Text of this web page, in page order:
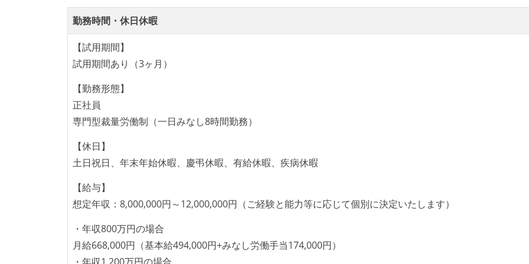
その他、現場で使われている技術
フレームワーク
データベース
プロジェクト管理
その他 aws-ec2
babel
seleniumwebdriver
開発メンバーの裁量
OS やエディタ、IDE といった個人の環境は、各自の責任で好きなものを使うことができる
企画を決定する場に、実装を担当する開発メンバーが参加している
全体のスケジュール管理は、途中の成果を随時確認しながら、納期または盛り込む機能を柔軟に調整す
行う
プロダクトの開発言語やフレームワークなど主要な構成技術は、基本的に最新版より1年以上ビハインド
いない
コード品質向上のための取り組み
本番にデプロイされるコードには、全てコードレビューまたはペアプログラミングを実施している
「リファクタリングは随時行われるべき」という価値観をメンバー全員が共有しており、日常的に実施
る
何らかのコーディング規約をチーム全体で遵守するようにしている
提出されたコードには自動的にリグレッションテストが実行される環境が構築されている
勤務時間・休日休暇
【試用期間】
試用期間あり（3ヶ月）
【勤務形態】
正社員
専門型裁量労働制（一日みなし8時間勤務）
【休日】
土日祝日、年末年始休暇、慶弔休暇、有給休暇、疾病休暇
【給与】
想定年収：8,000,000円～12,000,000円（ご経験と能力等に応じて個別に決定いたします）
・年収800万円の場合
月給668,000円（基本給494,000円+みなし労働手当174,000円）
・年収1,200万円の場合